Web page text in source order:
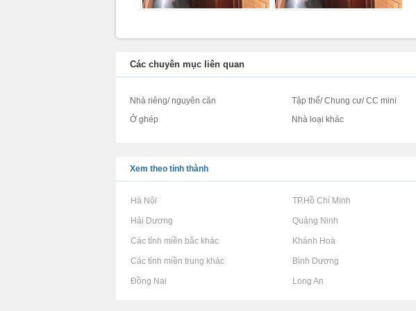
Các chuyên mục liên quan
Nhà riêng/ nguyên căn Tập thể/ Chung cư/ CC mini
Ở ghép
Nhà loại khác
Xem theo tỉnh thành
Rao vặt tại Hà Nội Rao vặt tại TP.Hồ Chí Minh
Rao vặt tại Hải Dương Rao vặt tại Quảng Ninh
Rao vặt tại Các tỉnh miền bắc khác Rao vặt tại Khánh Hoà
Rao vặt tại Các tỉnh miền trung khác Rao vặt tại Bình Dương
Rao vặt tại Đồng Nai Rao vặt tại Long An